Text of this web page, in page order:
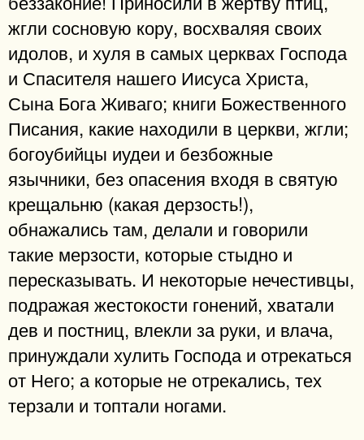
жгли сосновую кору, восхваляя своих
идолов, и хуля в самых церквах Господа
и Спасителя нашего Иисуса Христа,
Сына Бога Живаго; книги Божественного
Писания, какие находили в церкви, жгли;
богоубийцы иудеи и безбожные
язычники, без опасения входя в святую
крещальню (какая дерзость!),
обнажались там, делали и говорили
такие мерзости, которые стыдно и
пересказывать. И некоторые нечестивцы,
подражая жестокости гонений, хватали
дев и постниц, влекли за руки, и влача,
принуждали хулить Господа и отрекаться
от Него; а которые не отрекались, тех
терзали и топтали ногами.